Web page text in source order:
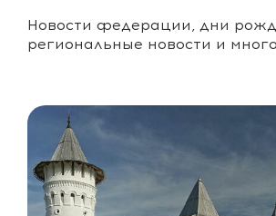
Новости федерации, дни
региональные новости и